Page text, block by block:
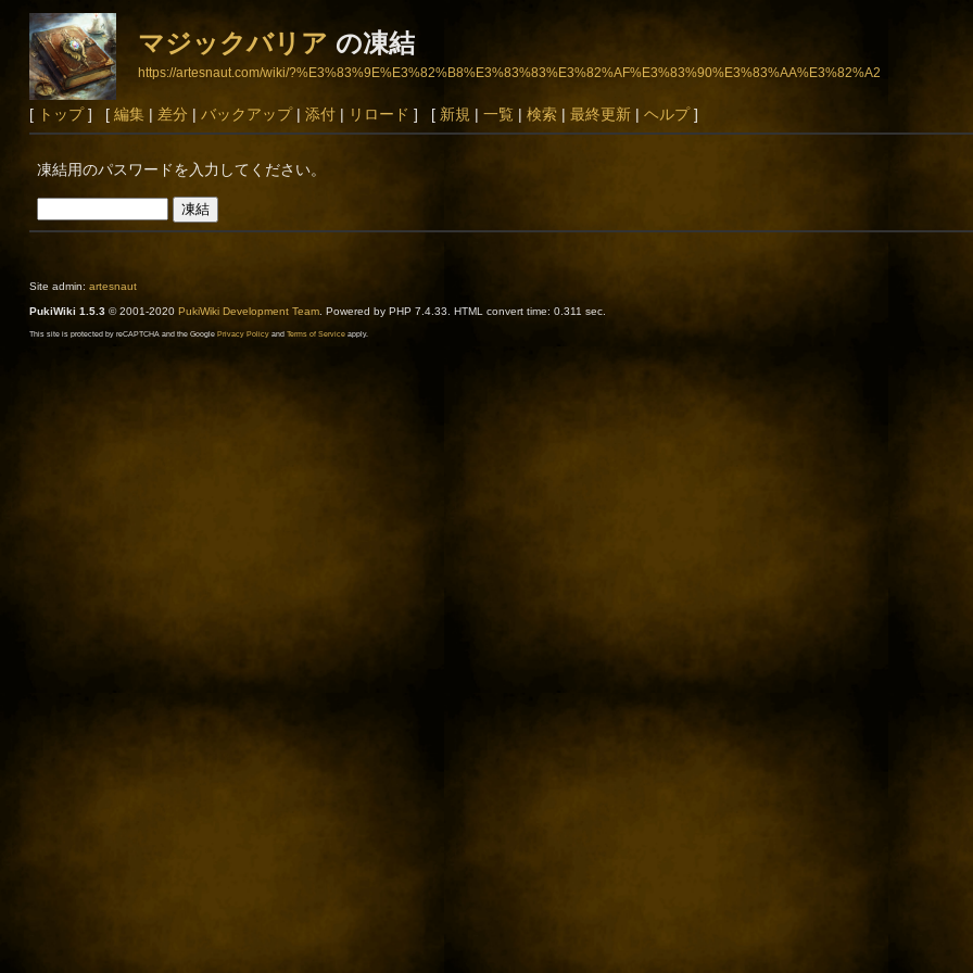
マジックバリア の凍結
https://artesnaut.com/wiki/?%E3%83%9E%E3%82%B8%E3%83%83%E3%82%AF%E3%83%90%E3%83%AA%E3%82%A2
[ トップ] [ 編集| 差分| バックアップ| 添付| リロード ] [ 新規 | 一覧| 検索| 最終更新| ヘルプ]
凍結用のパスワードを入力してください。
Site admin: artesnaut
PukiWiki 1.5.3© 2001-2020 PukiWiki Development Team. Powered by PHP 7.4.33. HTML convert time: 0.311 sec.
This site is protected by reCAPTCHA and the Google Privacy Policyand Terms of Serviceapply.